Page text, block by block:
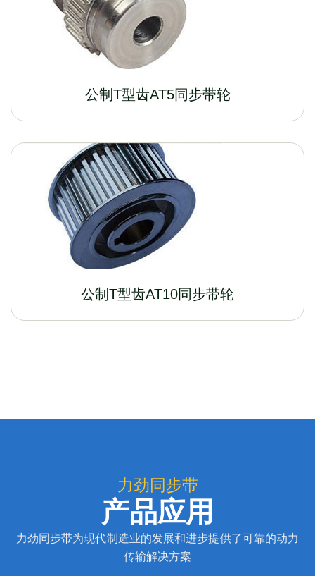
公制T型齿AT5同步带轮
公制T型齿AT10同步带轮
力劲同步带
产品应用
力劲同步带为现代制造业的发展和进步提供了可靠的动力
传输解决方案